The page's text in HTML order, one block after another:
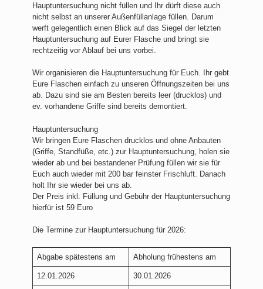
Hauptuntersuchung nicht füllen und Ihr dürft diese auch
nicht selbst an unserer Außenfüllanlage füllen. Darum
werft gelegentlich einen Blick auf das Siegel der letzten
Hauptuntersuchung auf Eurer Flasche und bringt sie
rechtzeitig vor Ablauf bei uns vorbei.
Wir organisieren die Hauptuntersuchung für Euch. Ihr gebt
Eure Flaschen einfach zu unseren Öffnungszeiten bei uns
ab. Dazu sind sie am Besten bereits leer (drucklos) und
ev. vorhandene Griffe sind bereits demontiert.
Hauptuntersuchung
Wir bringen Eure Flaschen drucklos und ohne Anbauten
(Griffe, Standfüße, etc.) zur Hauptuntersuchung, holen sie
wieder ab und bei bestandener Prüfung füllen wir sie für
Euch auch wieder mit 200 bar feinster Frischluft. Danach
holt Ihr sie wieder bei uns ab.
Der Preis inkl. Füllung und Gebühr der Hauptuntersuchung
hierfür ist 59 Euro
Die Termine zur Hauptuntersuchung für 2026:
Abgabe spätestens am Abholung frühestens am
12.01.2026 30.01.2026